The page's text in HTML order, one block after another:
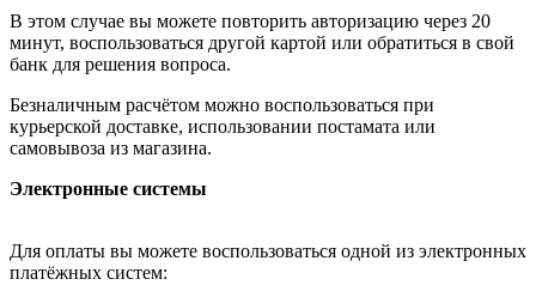
В этом случае вы можете повторить авторизацию через 20
минут, воспользоваться другой картой или обратиться в свой
банк для решения вопроса.
Безналичным расчётом можно воспользоваться при
курьерской доставке, использовании постамата или
самовывоза из магазина.
Электронные системы
Для оплаты вы можете воспользоваться одной из электронных
платёжных систем: